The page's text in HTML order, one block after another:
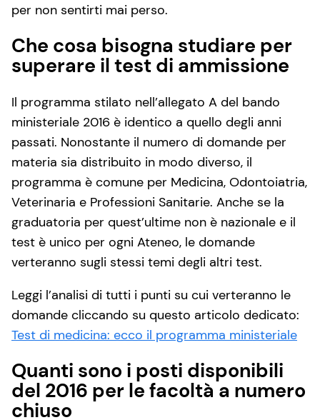
per non sentirti mai perso.
Che cosa bisogna studiare per
superare il test di ammissione
Il programma stilato nell’allegato A del bando
ministeriale 2016 è identico a quello degli anni
passati. Nonostante il numero di domande per
materia sia distribuito in modo diverso, il
programma è comune per Medicina, Odontoiatria,
Veterinaria e Professioni Sanitarie. Anche se la
graduatoria per quest’ultime non è nazionale e il
test è unico per ogni Ateneo, le domande
verteranno sugli stessi temi degli altri test.
Leggi l’analisi di tutti i punti su cui verteranno le
domande cliccando su questo articolo dedicato:
Test di medicina: ecco il programma ministeriale
Quanti sono i posti disponibili
del 2016 per le facoltà a numero
chiuso